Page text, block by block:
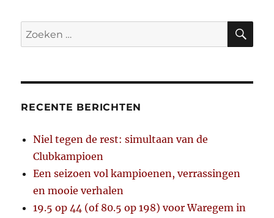
Zoeken
naar:
RECENTE BERICHTEN
Niel tegen de rest: simultaan van de
Clubkampioen
Een seizoen vol kampioenen, verrassingen
en mooie verhalen
19.5 op 44 (of 80.5 op 198) voor Waregem in